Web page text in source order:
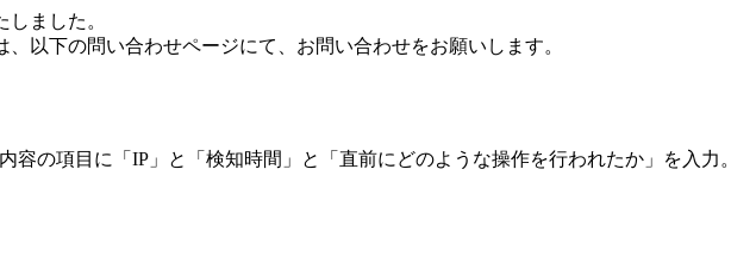
ました。
以下の問い合わせページにて、お問い合わせをお願いします。
の項目に「IP」と「検知時間」と「直前にどのような操作を行われたか」を入力。